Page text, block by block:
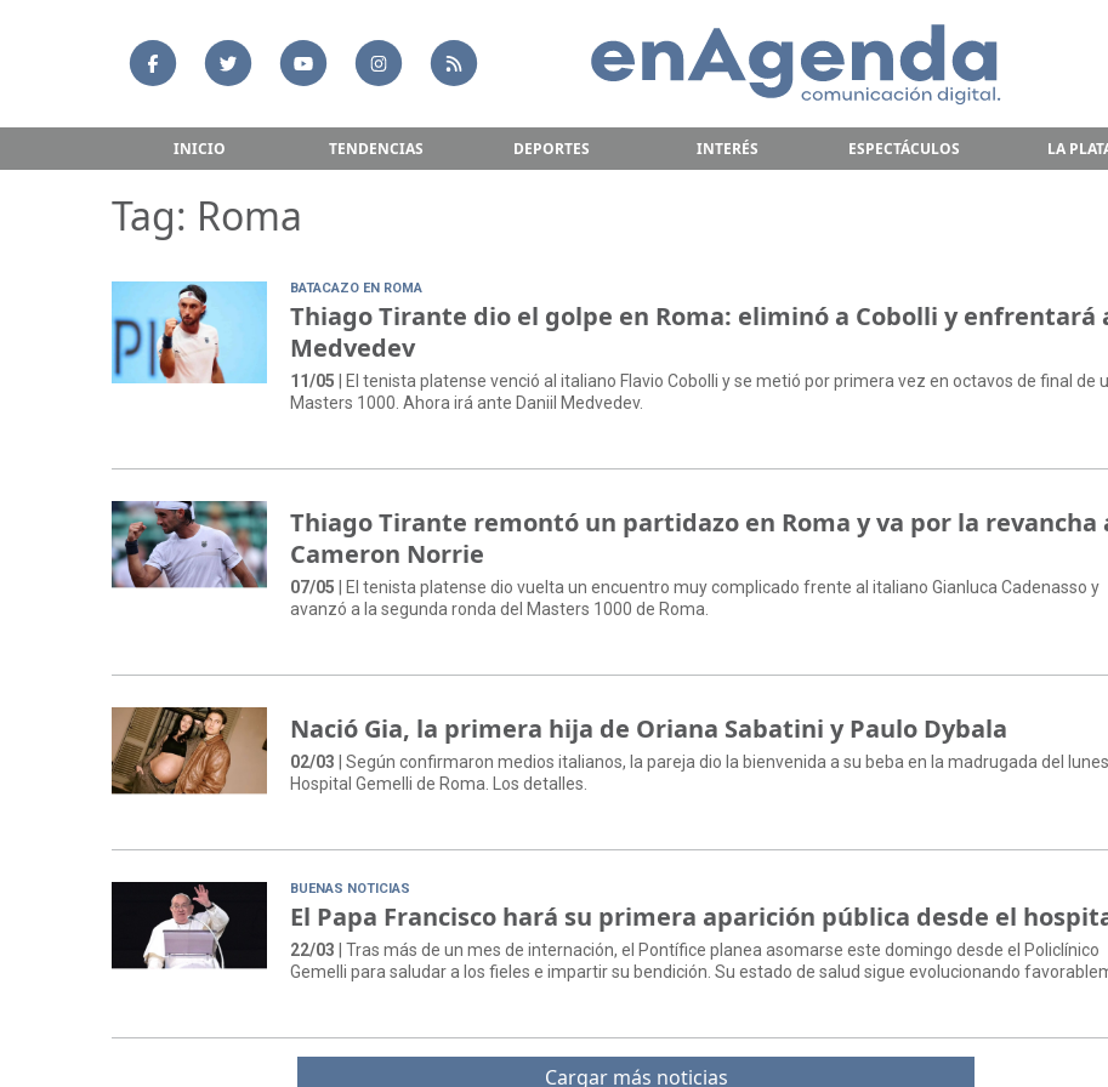
INICIO TENDENCIAS DEPORTES INTERÉS ESPECTÁCULOS LA
Tag: Roma
BATACAZO EN ROMA
Thiago Tirante dio el golpe en Roma: eliminó a Cobolli y enfrentará
Medvedev
11/05 | El tenista platense venció al italiano Flavio Cobolli y se metió por primera vez en octavos de final de
Masters 1000. Ahora irá ante Daniil Medvedev.
Thiago Tirante remontó un partidazo en Roma y va por la revancha
Cameron Norrie
07/05 | El tenista platense dio vuelta un encuentro muy complicado frente al italiano Gianluca Cadenasso y
avanzó a la segunda ronda del Masters 1000 de Roma.
Nació Gia, la primera hija de Oriana Sabatini y Paulo Dybala
02/03 | Según confirmaron medios italianos, la pareja dio la bienvenida a su beba en la madrugada del lunes
Hospital Gemelli de Roma. Los detalles.
BUENAS NOTICIAS
El Papa Francisco hará su primera aparición pública desde el
22/03 | Tras más de un mes de internación, el Pontífice planea asomarse este domingo desde el Policlínico
Gemelli para saludar a los fieles e impartir su bendición. Su estado de salud sigue evolucionando
Cargar más noticias